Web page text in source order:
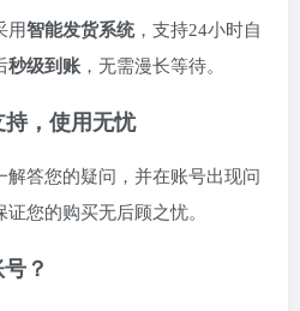
用智能发货系统，支持24小时自
秒级到账 ，无需漫长等待。
，使用无忧
解答您的疑问，并在账号出现问
您的购买无后顾之忧。
？